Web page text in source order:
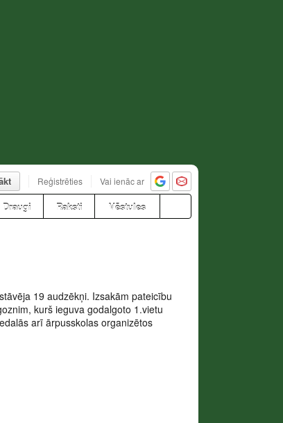
Reģistrēties Vai ienāc ar
Draugi Raksti Vēstules
19 audzēkņi. Izsakām pateicību
kurš ieguva godalgoto 1.vietu
arī ārpusskolas organizētos